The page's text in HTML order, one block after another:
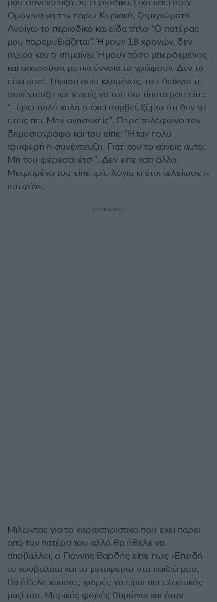
μου συνέντευξη σε περιοδικό. Είχα πάει στην
Ομόνοια να την πάρω Κυριακή, ξημερώματα.
Ανοίγω το περιοδικό και είδα τίτλο “Ο πατέρας
μου παραμυθιάζεται”. Ήμουν 18 χρονών, δεν
ήξερα καν τι σημαίνει. Ήμουν τόσο μπερδεμένος
και απορούσα με πια έννοια το γράφουν. Δεν το
είπα ποτέ. Γύρισα σπίτι κλαμένος, του δείχνω τη
συνέντευξη και χωρίς να του πω τίποτα μου είπε:
“Ξέρω πολύ καλά τι έχει συμβεί, ξέρω ότι δεν το
έχεις πει. Μην ανησυχείς”. Πήρε τηλέφωνο τον
δημοσιογράφο και του είπε: “Ήταν πολύ
τρυφερή η συνέντευξη. Γιατί του το κάνεις αυτό;
Μη του φέρεσαι έτσι”. Δεν είπε κάτι άλλο.
Μετρημένα του είπε τρία λόγια κι έτσι τελείωσε η
ιστορία».
ΔΙΑΦΗΜΙΣΗ
Μιλώντας για το χαρακτηριστικό που έχει πάρει
από τον πατέρα του αλλά θα ήθελε να
αποβάλλει, ο Γιάννης Βαρδής είπε πως «Επειδή
το κουβαλάω και το μεταφέρω στα παιδιά μου,
θα ήθελα κάποιες φορές να είμαι πιο ελαστικός
μαζί του. Μερικές φορές θυμώνω και όταν